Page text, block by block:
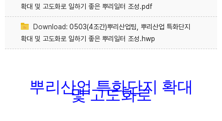
확대 및 고도화로 일하기 좋은 뿌리일터 조성.pdf
Download: 0503(4조간)뿌리산업팀, 뿌리산업 특화단지
확대 및 고도화로 일하기 좋은 뿌리일터 조성.hwp
뿌리산업 특화단지 확대
및 고도화로